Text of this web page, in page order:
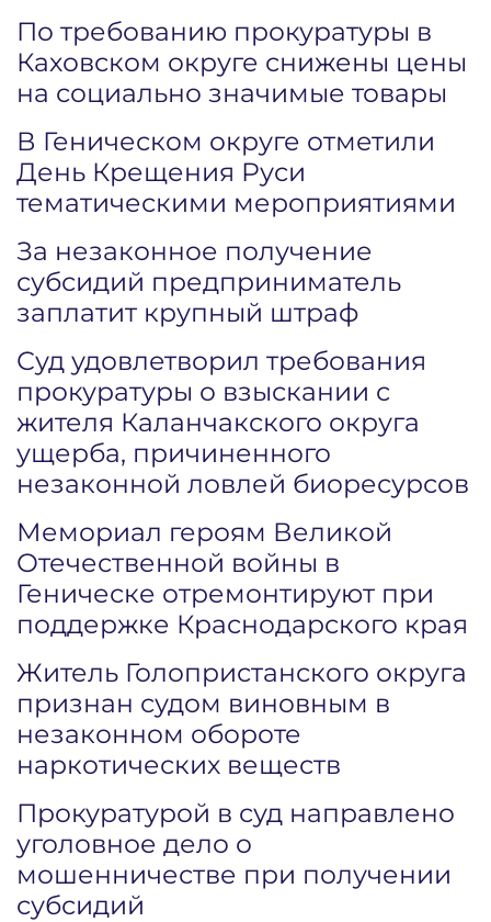
По требованию прокуратуры в
Каховском округе снижены цены
на социально значимые товары
В Геническом округе отметили
День Крещения Руси
тематическими мероприятиями
За незаконное получение
субсидий предприниматель
заплатит крупный штраф
Суд удовлетворил требования
прокуратуры о взыскании с
жителя Каланчакского округа
ущерба, причиненного
незаконной ловлей биоресурсов
Мемориал героям Великой
Отечественной войны в
Геническе отремонтируют при
поддержке Краснодарского края
Житель Голопристанского округа
признан судом виновным в
незаконном обороте
наркотических веществ
Прокуратурой в суд направлено
уголовное дело о
мошенничестве при получении
субсидий